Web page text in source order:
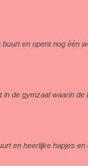
en opent nog één
de gymzaal waarin de
en heerlijke hapjes en